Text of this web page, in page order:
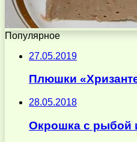
Популярное
27.05.2019
Плюшки
28.05.2018
Окрошка с рыбой